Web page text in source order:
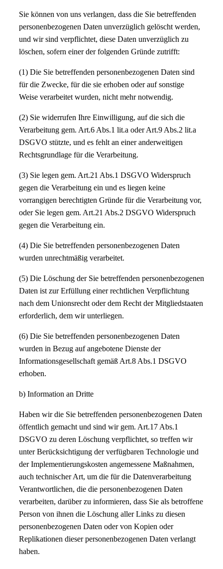
Sie können von uns verlangen, dass die Sie betreffenden
personenbezogenen Daten unverzüglich gelöscht werden,
und wir sind verpflichtet, diese Daten unverzüglich zu
löschen, sofern einer der folgenden Gründe zutrifft:
(1) Die Sie betreffenden personenbezogenen Daten sind
für die Zwecke, für die sie erhoben oder auf sonstige
Weise verarbeitet wurden, nicht mehr notwendig.
(2) Sie widerrufen Ihre Einwilligung, auf die sich die
Verarbeitung gem. Art.6 Abs.1 lit.a oder Art.9 Abs.2 lit.a
DSGVO stützte, und es fehlt an einer anderweitigen
Rechtsgrundlage für die Verarbeitung.
(3) Sie legen gem. Art.21 Abs.1 DSGVO Widerspruch
gegen die Verarbeitung ein und es liegen keine
vorrangigen berechtigten Gründe für die Verarbeitung vor,
oder Sie legen gem. Art.21 Abs.2 DSGVO Widerspruch
gegen die Verarbeitung ein.
(4) Die Sie betreffenden personenbezogenen Daten
wurden unrechtmäßig verarbeitet.
(5) Die Löschung der Sie betreffenden personenbezogenen
Daten ist zur Erfüllung einer rechtlichen Verpflichtung
nach dem Unionsrecht oder dem Recht der Mitgliedstaaten
erforderlich, dem wir unterliegen.
(6) Die Sie betreffenden personenbezogenen Daten
wurden in Bezug auf angebotene Dienste der
Informationsgesellschaft gemäß Art.8 Abs.1 DSGVO
erhoben.
b) Information an Dritte
Haben wir die Sie betreffenden personenbezogenen Daten
öffentlich gemacht und sind wir gem. Art.17 Abs.1
DSGVO zu deren Löschung verpflichtet, so treffen wir
unter Berücksichtigung der verfügbaren Technologie und
der Implementierungskosten angemessene Maßnahmen,
auch technischer Art, um die für die Datenverarbeitung
Verantwortlichen, die die personenbezogenen Daten
verarbeiten, darüber zu informieren, dass Sie als betroffene
Person von ihnen die Löschung aller Links zu diesen
personenbezogenen Daten oder von Kopien oder
Replikationen dieser personenbezogenen Daten verlangt
haben.